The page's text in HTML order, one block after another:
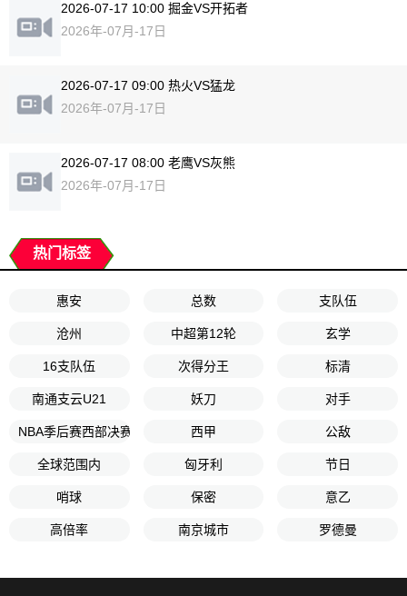
2026-07-17 10:00 掘金VS开拓者
2026年-07月-17日
2026-07-17 09:00 热火VS猛龙
2026年-07月-17日
2026-07-17 08:00 老鹰VS灰熊
2026年-07月-17日
热门标签
惠安 总数 支队伍
沧州 中超第12轮 玄学
16支队伍 次得分王 标清
南通支云U21 妖刀 对手
NBA季后赛西部决赛G2 西甲 公敌
全球范围内 匈牙利 节日
哨球 保密 意乙
高倍率 南京城市 罗德曼